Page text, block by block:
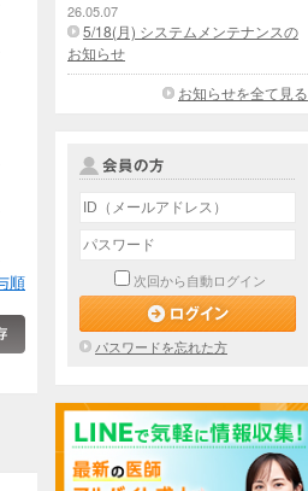
順
26.05.07
5/18(月) システムメンテナンスの
お知らせ
お知らせを全て見る
次回から自動ログイン
パスワードを忘れた方